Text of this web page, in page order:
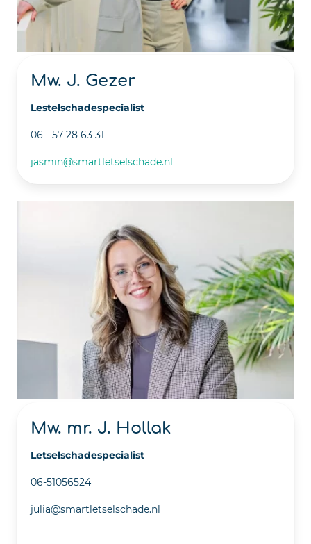
Mw. J. Gezer
Lestelschadespecialist
06 - 57 28 63 31
jasmin@smartletselschade.nl
Mw. mr. J. Hollak
Letselschadespecialist
06-51056524
julia@smartletselschade.nl